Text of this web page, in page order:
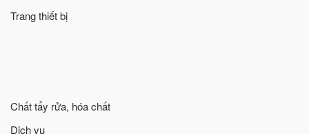
Trang thiết bị
Chất tẩy rửa, hóa chất
Dịch vụ